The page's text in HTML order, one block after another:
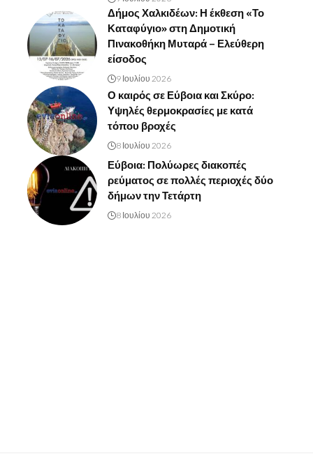
Δήμος Χαλκιδέων: Η έκθεση «Το
Καταφύγιο» στη Δημοτική
Πινακοθήκη Μυταρά – Ελεύθερη
είσοδος
9 Ιουλίου 2026
Ο καιρός σε Εύβοια και Σκύρο:
Υψηλές θερμοκρασίες με κατά
τόπου βροχές
8 Ιουλίου 2026
Εύβοια: Πολύωρες διακοπές
ρεύματος σε πολλές περιοχές δύο
δήμων την Τετάρτη
8 Ιουλίου 2026